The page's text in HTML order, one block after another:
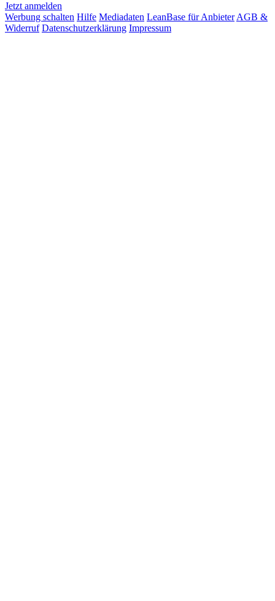
Jetzt anmelden
Werbung schalten Hilfe Mediadaten LeanBase für Anbieter AGB &
Widerruf Datenschutzerklärung Impressum